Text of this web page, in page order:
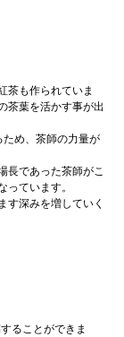
茶も作られていま
茶葉を活かす事が出
め、茶師の力量が
長であった茶師がこ
ています。
す深みを増していく
ることができま